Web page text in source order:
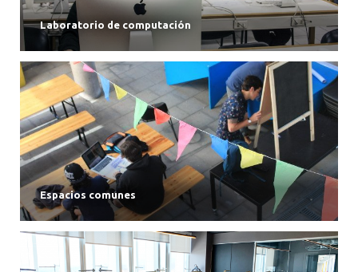
Laboratorio de computación
Espacios comunes